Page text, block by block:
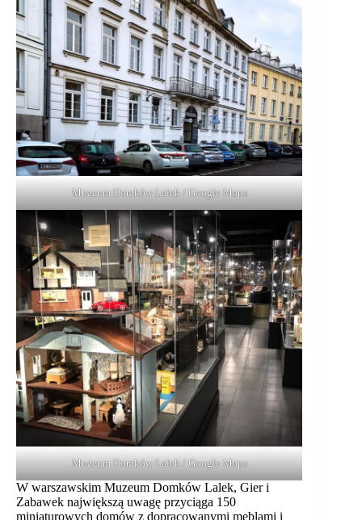
Muzeum Domków Lalek / Google Maps
Muzeum Domków Lalek / Google Maps
W warszawskim Muzeum Domków Lalek, Gier i
Zabawek największą uwagę przyciąga 150
miniaturowych domów z dopracowanymi meblami i